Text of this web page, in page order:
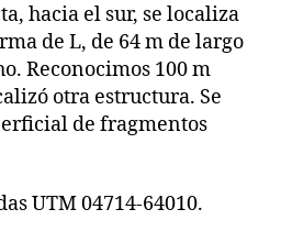
hacia el sur, se localiza
de L, de 64 m de largo
Reconocimos 100 m
otra estructura. Se
de fragmentos
UTM 04714-64010.